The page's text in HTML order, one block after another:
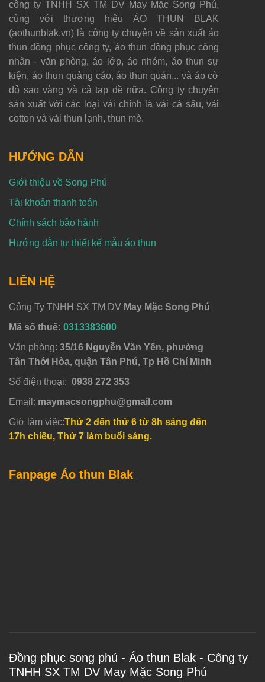
công ty TNHH SX TM DV May Mặc Song Phú,
cùng với thương hiệu ÁO THUN BLAK
(aothunblak.vn) là công ty chuyên về sản xuất áo
thun đồng phục công ty, áo thun đồng phục công
nhân - văn phòng, áo lớp, áo nhóm, áo thun sự
kiện, áo thun quảng cáo, áo thun quán... và áo cờ
đỏ sao vàng và cả tạp dề nữa. Công ty chuyên
sản xuất với các loại vải chính là vải cá sấu, vải
cotton và vải thun lạnh, thun mè.
HƯỚNG DẪN
Giới thiệu về Song Phú
Tài khoản thanh toán
Chính sách bảo hành
Hướng dẫn tự thiết kế mẫu áo thun
LIÊN HỆ
Công Ty TNHH SX TM DV May Mặc Song Phú
Mã số thuế: 0313383600
Văn phòng: 35/16 Nguyễn Văn Yến, phường
Tân Thới Hòa, quận Tân Phú, Tp Hồ Chí Minh
Số điện thoại: 0938 272 353
Email: maymacsongphu@gmail.com
Giờ làm việc:Thứ 2 đến thứ 6 từ 8h sáng đến
17h chiều, Thứ 7 làm buổi sáng.
Fanpage Áo thun Blak
Đồng phục song phú - Áo thun Blak - Công ty
TNHH SX TM DV May Mặc Song Phú